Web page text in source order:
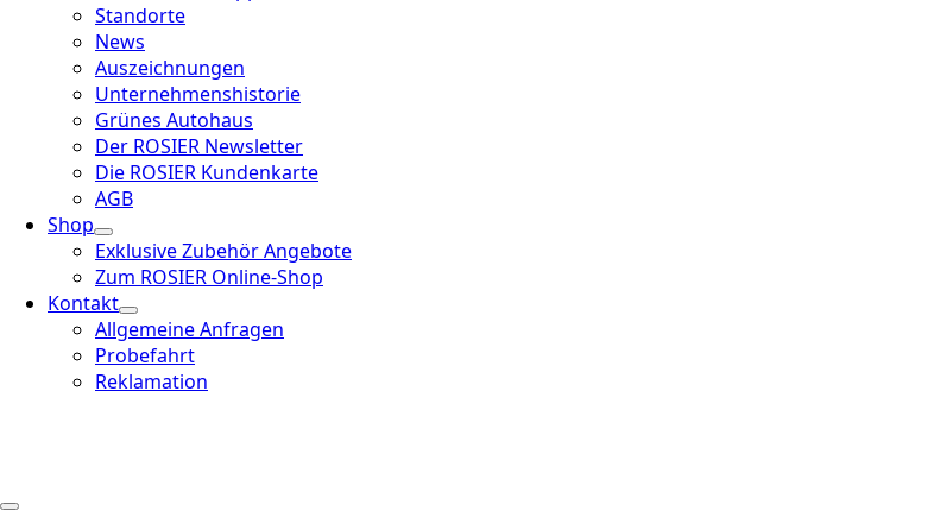
Standorte
News
Auszeichnungen
Unternehmenshistorie
Grünes Autohaus
Der ROSIER Newsletter
Die ROSIER Kundenkarte
AGB
Shop
Exklusive Zubehör Angebote
Zum ROSIER Online-Shop
Kontakt
Allgemeine Anfragen
Probefahrt
Reklamation